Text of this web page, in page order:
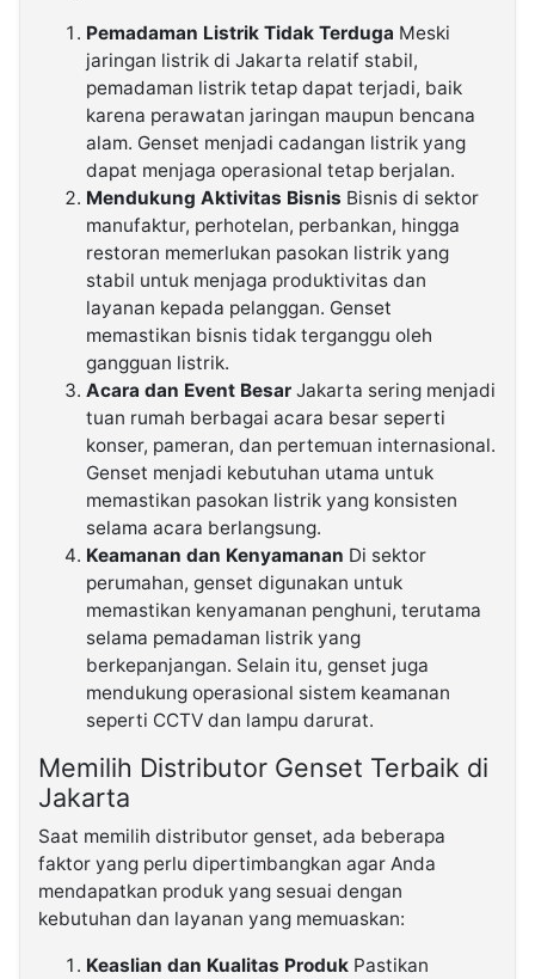
Pemadaman Listrik Tidak Terduga Meski
jaringan listrik di Jakarta relatif stabil,
pemadaman listrik tetap dapat terjadi, baik
karena perawatan jaringan maupun bencana
alam. Genset menjadi cadangan listrik yang
dapat menjaga operasional tetap berjalan.
Mendukung Aktivitas Bisnis Bisnis di sektor
manufaktur, perhotelan, perbankan, hingga
restoran memerlukan pasokan listrik yang
stabil untuk menjaga produktivitas dan
layanan kepada pelanggan. Genset
memastikan bisnis tidak terganggu oleh
gangguan listrik.
Acara dan Event Besar Jakarta sering menjadi
tuan rumah berbagai acara besar seperti
konser, pameran, dan pertemuan internasional.
Genset menjadi kebutuhan utama untuk
memastikan pasokan listrik yang konsisten
selama acara berlangsung.
Keamanan dan Kenyamanan Di sektor
perumahan, genset digunakan untuk
memastikan kenyamanan penghuni, terutama
selama pemadaman listrik yang
berkepanjangan. Selain itu, genset juga
mendukung operasional sistem keamanan
seperti CCTV dan lampu darurat.
Memilih Distributor Genset Terbaik di
Jakarta
Saat memilih distributor genset, ada beberapa
faktor yang perlu dipertimbangkan agar Anda
mendapatkan produk yang sesuai dengan
kebutuhan dan layanan yang memuaskan:
Keaslian dan Kualitas Produk Pastikan